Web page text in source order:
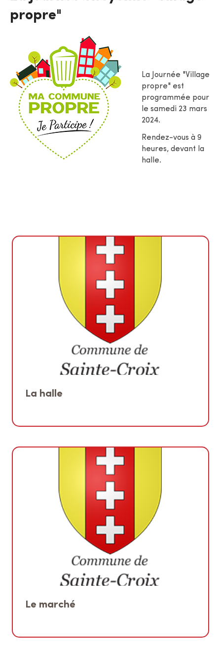
propre"
La Journée "Village
propre" est
programmée pour
le samedi 23 mars
2024.
Rendez-vous à 9
heures, devant la
halle.
La halle
Le marché